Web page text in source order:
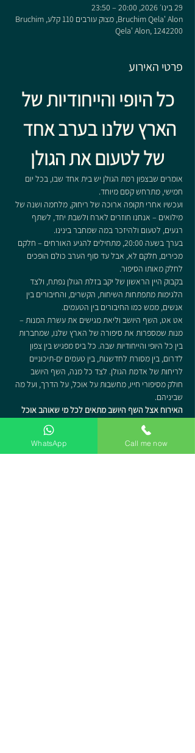
29 בינו׳ 2026, 20:00 – 23:50
Bruchim Qela' Alon, מצוק עורבים 110 קלע, Bruchim
Qela' Alon, 1242200
פרטי האירוע
כל היופי והייחודיות של
הארץ שלנו בערב אחד
של לטעום את הגולן
אומרים שבצפון רמת הגולן יש בית אחד שבו, בכל יום
חמישי, מתרחש קסם מיוחד.
ועכשיו אחרי תקופה ארוכה של ריחוק, מלחמה ושנה של
מילואים – אנחנו חוזרים לארח ולשבת יחד, לשתף
רגעים, לטעום ולהיזכר במה שמחבר בינינו.
בערך בשעה 20:00, מתחילים להגיע האורחים – חלקם
מכירים, חלקם לא, אבל עד סוף הערב כולם הופכים
לחלק מאותו הסיפור.
בקבוק היין הראשון של יקב בזלת הגולן נפתח, ולצד
הלגימות מתפתחות השיחות, הקשרים, והחיבורים בין
אנשים, ממש כמו החיבורים בין הטעמים.
אט אט, השף היושב וליאת מגישים את עשרת המנות –
מנות שמספרות את סיפורה של הארץ שלנו, שמחברות
בין כל היופי והייחודיות שבה. כל ביס מפגיש בין צפון
לדרום, בין מסורת לחדשנות, בין טעמים ים-תיכוניים
לריחות של אדמת הגולן. לצד כל מנה, השף היושב
חולק מסיפורי חייו, מחשבות על אוכל, על הדרך, ועל מה
שביניהם.
האירוח אצל השף היושב מתאים לכל מי שאוהב אוכל
טוב, יין משובח וחברה מסקרנת. בין אם אתם חובבי
בשר, צמחונים או טבעונים – כאן תמצאו את הטעמים
שמספרים את הסיפור של כולנו, בערב אחד שלא תרצו
WhatsApp Call me now